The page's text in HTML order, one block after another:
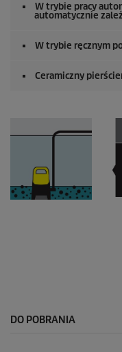
W trybie pracy
automatycznie
W trybie ręcznym
Ceramiczny
DO POBRANIA